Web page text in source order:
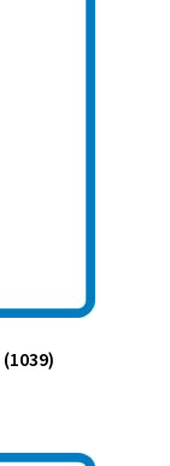
(1039)